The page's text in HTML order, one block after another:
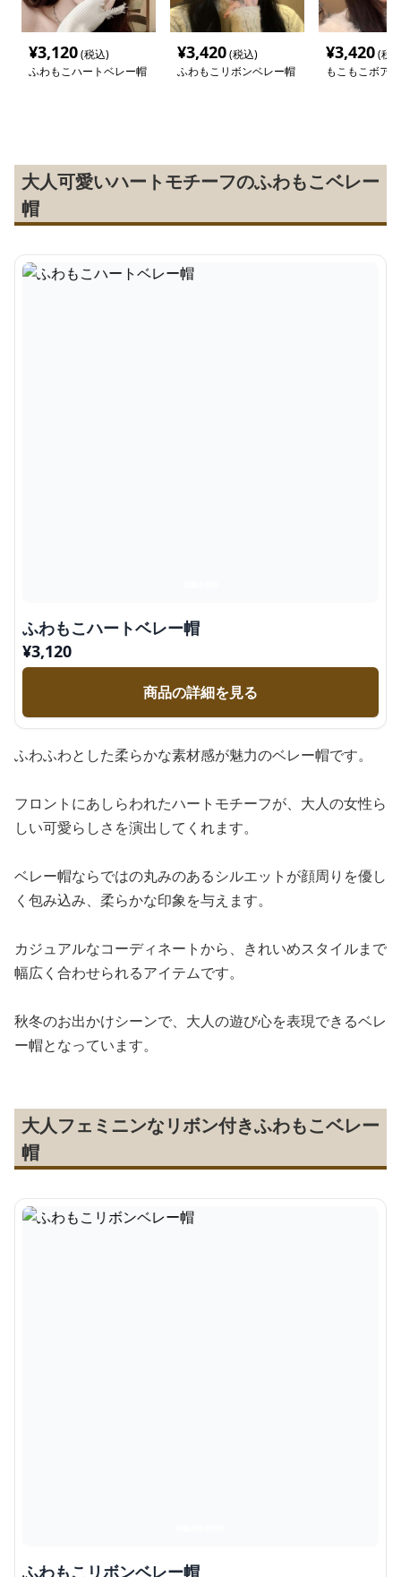
¥3,120(税込)
ふわもこハートベレー帽
¥3,420(税込)
ふわもこリボンベレー帽
¥3,420(税
もこもこボア
大人可愛いハートモチーフのふわもこベレー
帽
ふわもこハートベレー帽
¥3,120
商品の詳細を見る
ふわふわとした柔らかな素材感が魅力のベレー帽です。
フロントにあしらわれたハートモチーフが、大人の女性ら
しい可愛らしさを演出してくれます。
ベレー帽ならではの丸みのあるシルエットが顔周りを優し
く包み込み、柔らかな印象を与えます。
カジュアルなコーディネートから、きれいめスタイルまで
幅広く合わせられるアイテムです。
秋冬のお出かけシーンで、大人の遊び心を表現できるベレ
ー帽となっています。
大人フェミニンなリボン付きふわもこベレー
帽
ふわもこリボンベレー帽